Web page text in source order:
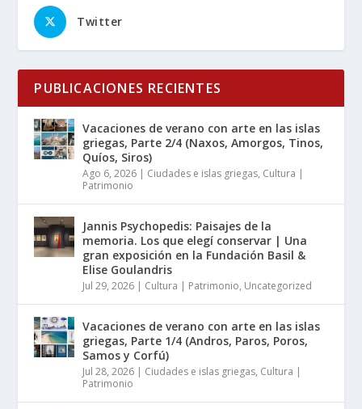
Twitter
PUBLICACIONES RECIENTES
Vacaciones de verano con arte en las islas
griegas, Parte 2/4 (Naxos, Amorgos, Tinos,
Quíos, Siros)
Ago 6, 2026 | Ciudades e islas griegas, Cultura |
Patrimonio
Jannis Psychopedis: Paisajes de la
memoria. Los que elegí conservar | Una
gran exposición en la Fundación Basil &
Elise Goulandris
Jul 29, 2026 | Cultura | Patrimonio, Uncategorized
Vacaciones de verano con arte en las islas
griegas, Parte 1/4 (Andros, Paros, Poros,
Samos y Corfú)
Jul 28, 2026 | Ciudades e islas griegas, Cultura |
Patrimonio